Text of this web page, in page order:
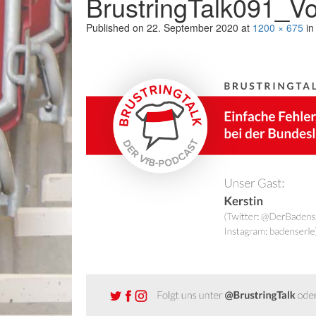
Published on 22. September 2020 at 1200 × 675 in